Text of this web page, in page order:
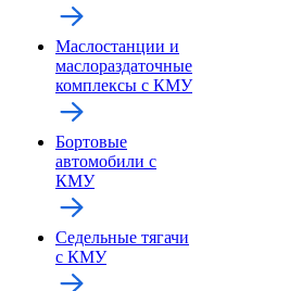
Маслостанции и
маслораздаточные
комплексы с КМУ
Бортовые
автомобили с
КМУ
Седельные тягачи
с КМУ